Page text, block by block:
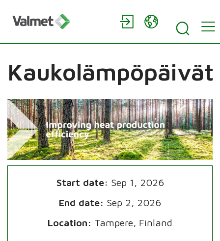
Kaukolämpöpäivät
Start date: Sep 1, 2026
End date: Sep 2, 2026
Location: Tampere, Finland